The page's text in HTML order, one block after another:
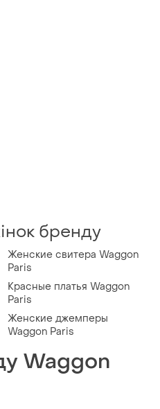
бренду
Женские свитера Waggon
Paris
Красные платья Waggon
Paris
Женские джемперы
Waggon Paris
Waggon